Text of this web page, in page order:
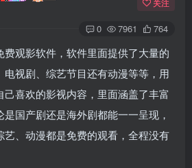
0 7961 764
观影软件，软件里面提供了大量的
视剧、综艺节目还有动漫等等，用
己喜欢的影视内容，里面涵盖了丰富
国产剧还是海外剧都能一一呈现，
艺、动漫都是免费的观看，全程没有